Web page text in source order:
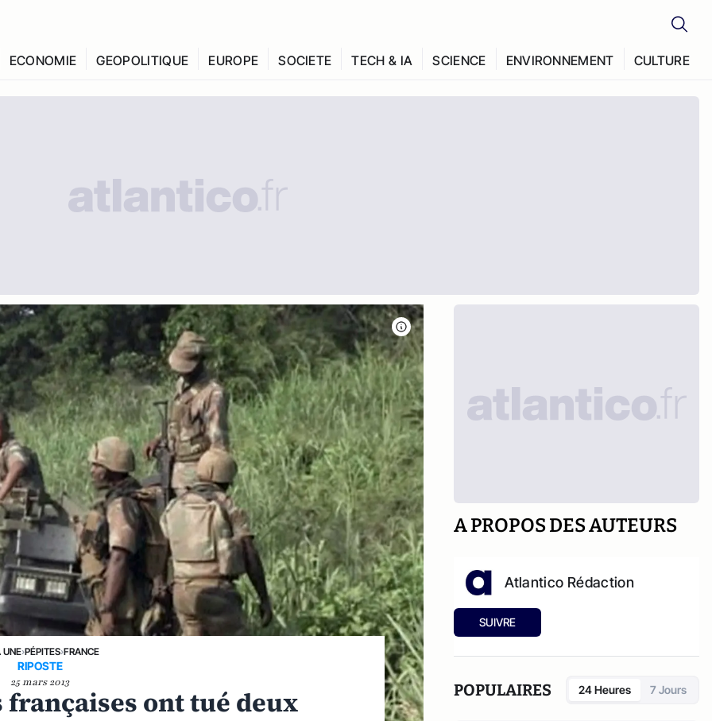
ECONOMIE GEOPOLITIQUE EUROPE SOCIETE TECH & IA SCIENCE ENVIRONNEMENT CULTURE
UNE›PÉPITES›FRANCE
RIPOSTE
25 mars 2013
ont tué deux
A PROPOS DES AUTEURS
Atlantico Rédaction
SUIVRE
POPULAIRES 24 Heures 7 Jours